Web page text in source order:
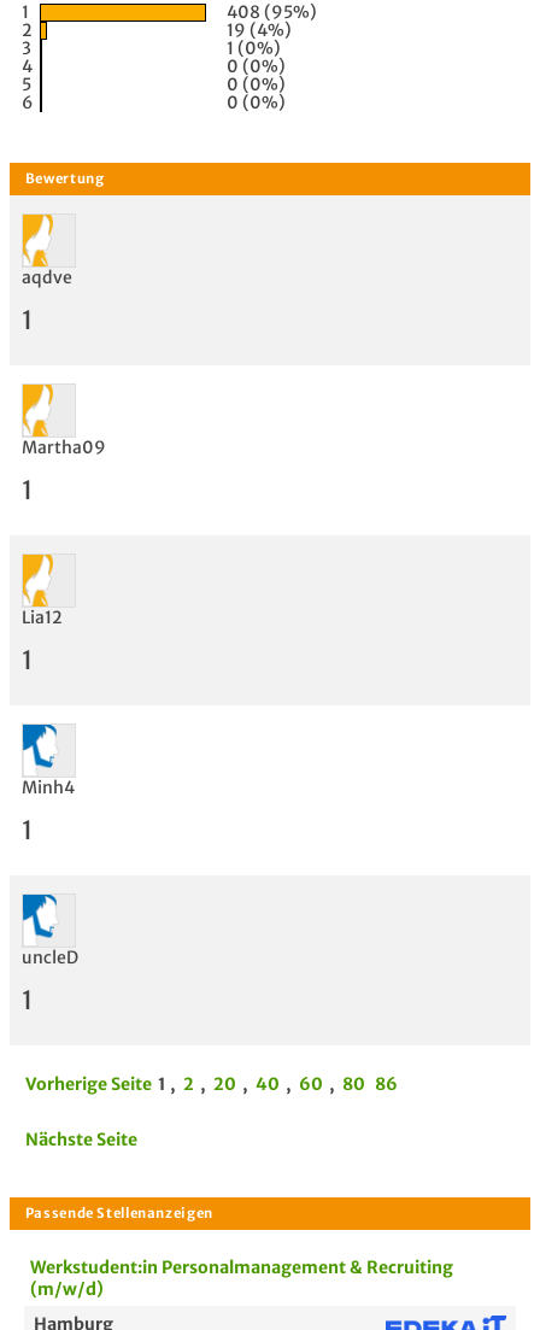
1
408 (95%)
2
19 (4%)
3
1 (0%)
4
0 (0%)
5
0 (0%)
6
0 (0%)
aqdve
1
Martha09
1
Lia12
1
Minh4
1
uncleD
1
Vorherige Seite 1 , 2 , 20 , 40 , 60 , 80 86
Nächste Seite
Werkstudent:in Personalmanagement & Recruiting
(m/w/d)
Hamburg